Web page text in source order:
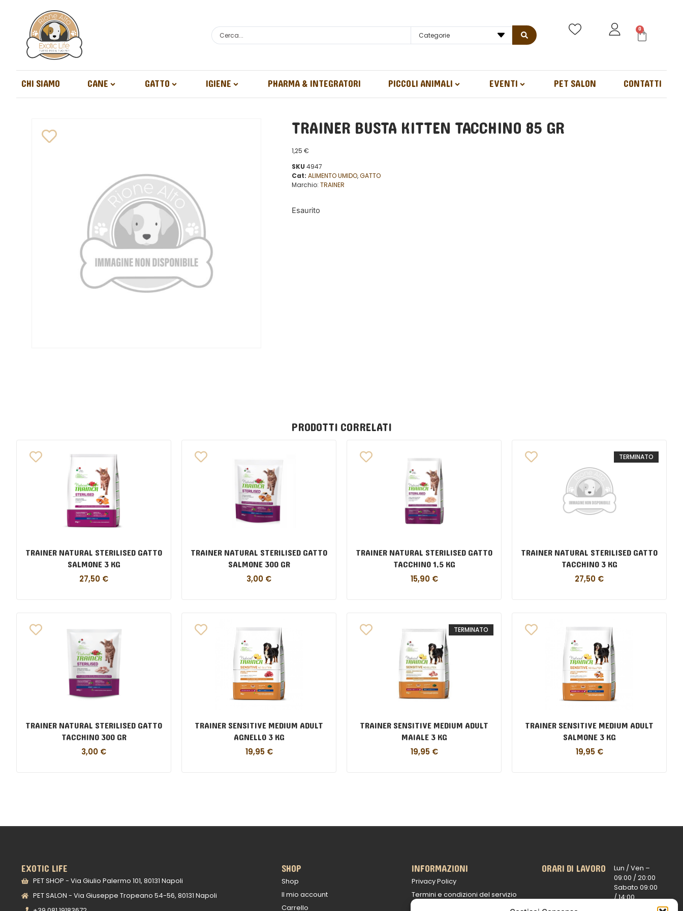
Categorie
0
CHI SIAMO CANE GATTO IGIENE PHARMA & INTEGRATORI PICCOLI ANIMALI EVENTI PET SALON CONTATTI
TRAINER BUSTA KITTEN TACCHINO 85 GR
1,25 €
SKU 4947
Cat: ALIMENTO UMIDO,GATTO
Marchio: TRAINER
Esaurito
PRODOTTI CORRELATI
TRAINER NATURAL STERILISED GATTO
SALMONE 3 KG
27,50 €
TRAINER NATURAL STERILISED GATTO
SALMONE 300 GR
3,00 €
TRAINER NATURAL STERILISED GATTO
TACCHINO 1,5 KG
15,90 €
TERMINATO
TRAINER NATURAL STERILISED GATTO
TACCHINO 3 KG
27,50 €
TRAINER NATURAL STERILISED GATTO
TACCHINO 300 GR
3,00 €
TRAINER SENSITIVE MEDIUM ADULT
AGNELLO 3 KG
19,95 €
TERMINATO
TRAINER SENSITIVE MEDIUM ADULT
MAIALE 3 KG
19,95 €
TRAINER SENSITIVE MEDIUM ADULT
SALMONE 3 KG
19,95 €
EXOTIC LIFE
PET SHOP - Via Giulio Palermo 101, 80131 Napoli
PET SALON - Via Giuseppe Tropeano 54-56, 80131 Napoli
SHOP
Shop
Il mio account
Carrello
INFORMAZIONI
Privacy Policy
Termini e condizioni del servizio
ORARI DI LAVORO
Lun / Ven –
09:00 /20:00
Sabato 09:00
/14:00